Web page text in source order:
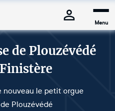
Menu
de Plouzévédé
nouveau le petit orgue
Plouzévédé